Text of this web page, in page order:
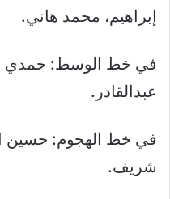
إبراهيم، محمد هاني.
في خط الوسط: حمدي
عبدالقادر.
في خط الهجوم: حسين
شريف.